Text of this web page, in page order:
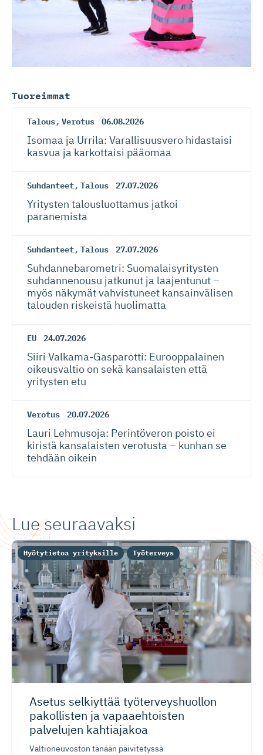
Tuoreimmat
Talous, Verotus 06.08.2026
Isomaa ja Urrila: Varallisuusvero hidastaisi
kasvua ja karkottaisi pääomaa
Suhdanteet, Talous 27.07.2026
Yritysten talousluottamus jatkoi
paranemista
Suhdanteet, Talous 27.07.2026
Suhdanneba­ro­metri: Suomalaisy­ri­tysten
suhdannenousu jatkunut ja laajentunut –
myös näkymät vahvistuneet kansainvälisen
talouden riskeistä huolimatta
EU 24.07.2026
Siiri Valkama-Gas­pa­rotti: Eurooppalainen
oikeusvaltio on sekä kansalaisten että
yritysten etu
Verotus 20.07.2026
Lauri Lehmusoja: Perintöveron poisto ei
kiristä kansalaisten verotusta – kunhan se
tehdään oikein
Lue seuraavaksi
Asetus selkiyttää työterveys­huollon
pakollisten ja vapaaehtoisten
palvelujen kahtiajakoa
Valtioneuvoston tänään päivitetyssä
Hyötytietoa yrityksille Työterveys